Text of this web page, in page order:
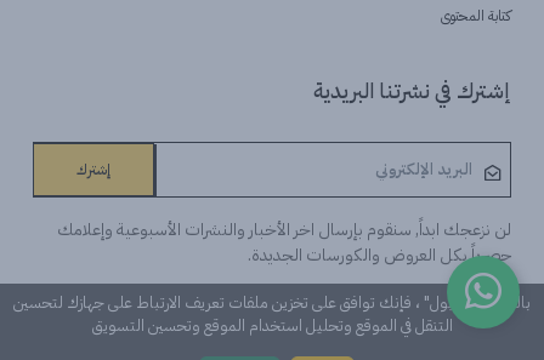
كتابة المحتوى
إشترك في نشرتنا البريدية
إشترك
لن نزعجك ابداً, سنقوم بإرسال اخر الأخبار والنشرات الأسبوعية وإعلامك
حصرياً بكل العروض والكورسات الجديدة.
بالنقر على "قبول" ، فإنك توافق على تخزين ملفات تعريف الارتباط على جهازك لتحسين
التنقل في الموقع وتحليل استخدام الموقع وتحسين التسويق